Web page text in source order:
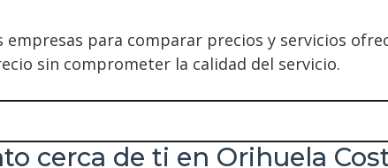
para comparar precios y servicios
sin comprometer la calidad del servicio.
cerca de ti en Orihuela